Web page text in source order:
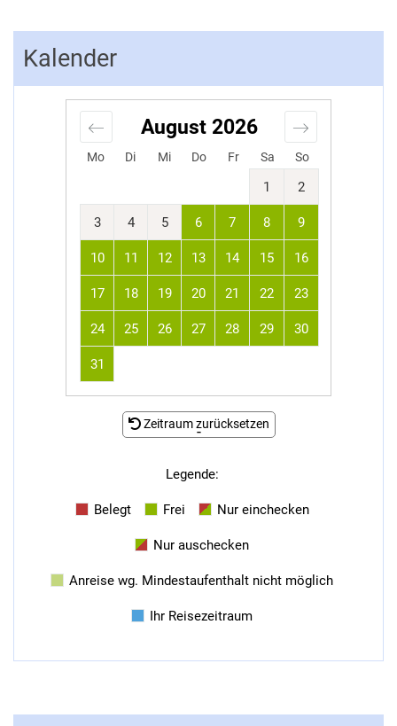
Kalender
Mo Di Mi Do Fr Sa So
August 2026
1 2
3 4 5 6 7 8 9
10 11 12 13 14 15 16
17 18 19 20 21 22 23
24 25 26 27 28 29 30
31
Zeitraum zurücksetzen
-
Legende:
Belegt Frei Nur einchecken
Nur auschecken
Anreise wg. Mindestaufenthalt nicht möglich
Ihr Reisezeitraum